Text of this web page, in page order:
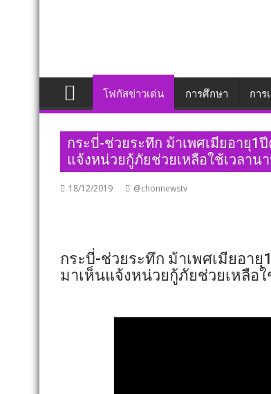
โฟกัสข่าวเด่น การศึกษา การ
กระบี่-ช่วยระทึก ม้าเพศเมียอายุ1
แจ้งหน่วยกู้ภัยช่วยเหลือใช้เวลาน
18/12/2019 @chonnewstv
กระบี่-ช่วยระทึก ม้าเพศเมียอา
มาเห็นแจ้งหน่วยกู้ภัยช่วยเหลือ